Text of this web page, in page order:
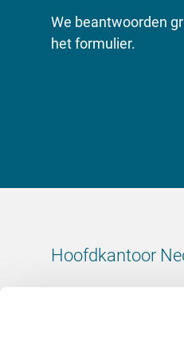
We beantwoorden
het formulier.
Hoofdkantoor